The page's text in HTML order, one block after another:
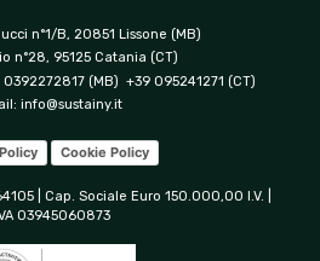
n°1/B, 20851 Lissone (MB)
n°28, 95125 Catania (CT)
(MB) +39 095241271 (CT)
info@sustainy.it
Cookie Policy
| Cap. Sociale Euro 150.000,00 I.V. |
03945060873